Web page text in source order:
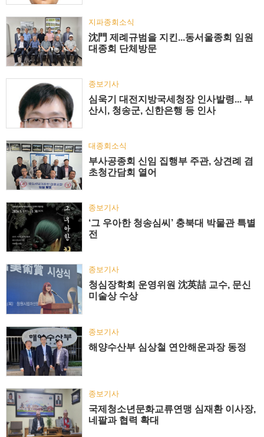
지파종회소식
沈門 제례규범을 지킨...동서울종회 임원
대종회 단체방문
종보기사
심욱기 대전지방국세청장 인사발령... 부
산시, 청송군, 신한은행 등 인사
대종회소식
부사공종회 신임 집행부 주관, 상견례 겸
초청간담회 열어
종보기사
‘그 우아한 청송심씨’ 충북대 박물관 특별
전
종보기사
청심장학회 운영위원 沈英喆 교수, 문신
미술상 수상
종보기사
해양수산부 심상철 연안해운과장 동정
종보기사
국제청소년문화교류연맹 심재환 이사장,
네팔과 협력 확대